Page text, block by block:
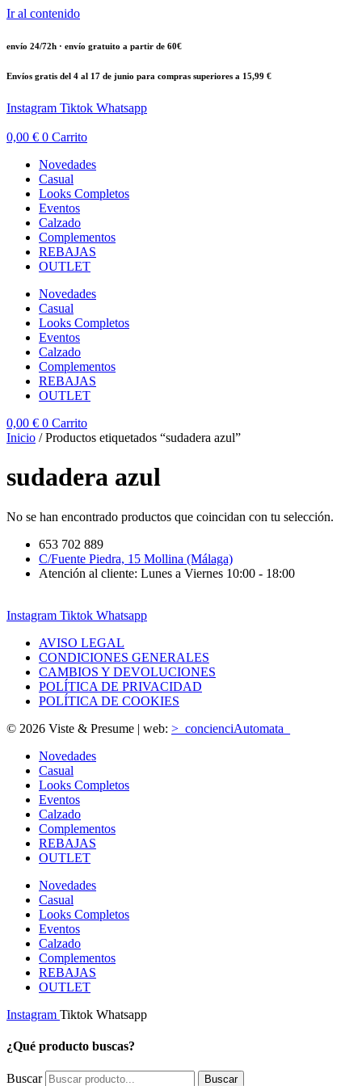
Ir al contenido
envío 24/72h · envío gratuito a partir de 60€
Envíos gratis del 4 al 17 de junio para compras superiores a 15,99 €
Instagram Tiktok Whatsapp
0,00 € 0 Carrito
Novedades
Casual
Looks Completos
Eventos
Calzado
Complementos
REBAJAS
OUTLET
Novedades
Casual
Looks Completos
Eventos
Calzado
Complementos
REBAJAS
OUTLET
0,00 € 0 Carrito
Inicio / Productos etiquetados “sudadera azul”
sudadera azul
No se han encontrado productos que coincidan con tu selección.
653 702 889
C/Fuente Piedra, 15 Mollina (Málaga)
Atención al cliente: Lunes a Viernes 10:00 - 18:00
Instagram Tiktok Whatsapp
AVISO LEGAL
CONDICIONES GENERALES
CAMBIOS Y DEVOLUCIONES
POLÍTICA DE PRIVACIDAD
POLÍTICA DE COOKIES
© 2026 Viste & Presume | web: >_concienciAutomata_
Novedades
Casual
Looks Completos
Eventos
Calzado
Complementos
REBAJAS
OUTLET
Novedades
Casual
Looks Completos
Eventos
Calzado
Complementos
REBAJAS
OUTLET
Instagram Tiktok Whatsapp
¿Qué producto buscas?
Buscar Buscar